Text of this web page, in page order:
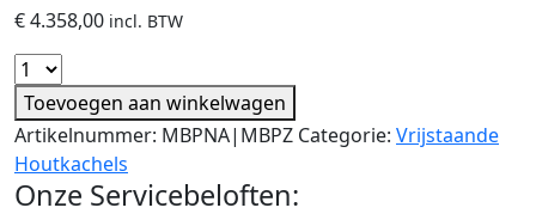
€4.358,00 incl. BTW
Toevoegen aan winkelwagen
Artikelnummer: MBPNA|MBPZ Categorie: Vrijstaande
Houtkachels
Onze Servicebeloften: